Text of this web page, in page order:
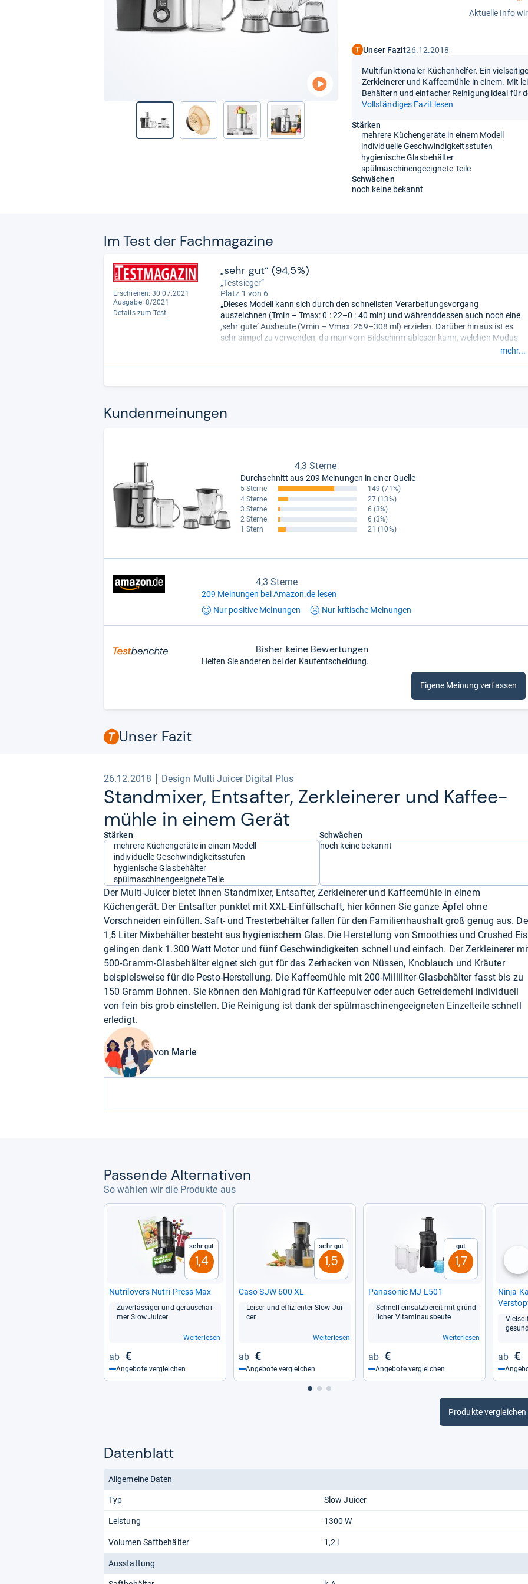
nächste
Aktuelle Info
Unser Fazit26.12.2018
Multifunktionaler Küchenhelfer. Ein
Zerkleinerer und Kaffeemühle in einem. Mit
Behältern und einfacher Reinigung ideal für
Vollständiges Fazit lesen
Stärken
mehrere Küchengeräte in einem Modell
individuelle Geschwindigkeitsstufen
hygienische Glasbehälter
spülmaschinengeeignete Teile
Schwächen
noch keine bekannt
Im Test der Fach­ma­ga­zine
Erschienen: 30.07.2021
Ausgabe: 8/2021
Details zum Test
„sehr gut“ (94,5%)
„Testsieger“
Platz 1 von 6
„Dieses Modell kann sich durch den schnellsten Verarbeitungsvorgang
auszeichnen (Tmin – Tmax: 0 : 22–0 : 40 min) und währenddessen auch noch eine
‚sehr gute‘ Ausbeute (Vmin – Vmax: 269–308 ml) erzielen. Darüber hinaus ist es
sehr simpel zu verwenden, da man vom Bildschirm ablesen kann, welchen Modus
mehr...
Kun­den­mei­nun­gen
4,3 Sterne
Durchschnitt aus 209 Meinungen in einer Quelle
5 Sterne 149 (71%)
4 Sterne
27 (13%)
3 Sterne
6 (3%)
2 Sterne
6 (3%)
1 Stern
21 (10%)
4,3 Sterne
209 Meinungen bei Amazon.de lesen
Nur positive Meinungen Nur kritische Meinungen
Bisher keine Bewertungen
Helfen Sie anderen bei der Kaufentscheidung.
Eigene Meinung verfassen
Unser Fazit
26.12.2018 Design Multi Juicer Digital Plus
Stand­mi­xer, Ent­saf­ter, Zer­klei­ne­rer und Kaf­fee­
mühle in einem Gerät
Stärken
mehrere Küchengeräte in einem Modell
individuelle Geschwindigkeitsstufen
hygienische Glasbehälter
spülmaschinengeeignete Teile
Schwächen
noch keine bekannt
Der Multi-Juicer bietet Ihnen Standmixer, Entsafter, Zerkleinerer und Kaffeemühle in einem
Küchengerät. Der Entsafter punktet mit XXL-Einfüllschaft, hier können Sie ganze Äpfel ohne
Vorschneiden einfüllen. Saft- und Tresterbehälter fallen für den Familienhaushalt groß genug aus.
1,5 Liter Mixbehälter besteht aus hygienischem Glas. Die Herstellung von Smoothies und Crushed Eis
gelingen dank 1.300 Watt Motor und fünf Geschwindigkeiten schnell und einfach. Der Zerkleinerer
500-Gramm-Glasbehälter eignet sich gut für das Zerhacken von Nüssen, Knoblauch und Kräuter
beispielsweise für die Pesto-Herstellung. Die Kaffeemühle mit 200-Milliliter-Glasbehälter fasst bis zu
150 Gramm Bohnen. Sie können den Mahlgrad für Kaffeepulver oder auch Getreidemehl individuell
von fein bis grob einstellen. Die Reinigung ist dank der spülmaschinengeeigneten Einzelteile schnell
erledigt.
von Marie
Pas­sende Alter­na­ti­ven
So wählen wir die Produkte aus
Sehr gut
1,4
Nutri­lovers Nutri-​Press Max
Zuver­läs­si­ger und geräusch­ar­
mer Slow Jui­cer
Weiterlesen
€
Angebote vergleichen
Sehr gut
1,5
Caso SJW 600 XL
Lei­ser und effi­zi­en­ter Slow Jui­
cer
Weiterlesen
€
Angebote vergleichen
Gut
1,7
Pana­so­nic MJ-​L501
Schnell ein­satz­be­reit mit gründ­
li­cher Vit­amin­aus­beute
Weiterlesen
€
Angebote vergleichen
Ninja
€
Produkte vergleichen
Datenblatt
Allgemeine Daten
Typ Slow Juicer
Leistung 1300 W
Volumen Saftbehälter 1,2 l
Ausstattung